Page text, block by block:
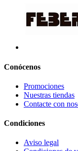
Conócenos
Promociones
Nuestras tiendas
Contacte con
Condiciones
Aviso legal